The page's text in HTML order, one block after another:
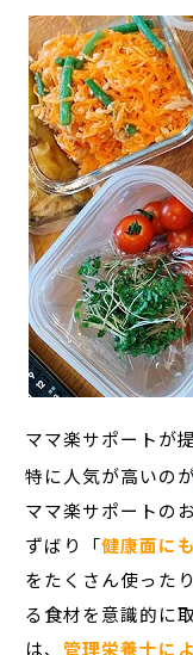
ママ楽サポートが
特に人気が高いの
ママ楽サポートの
ずばり「健康面に
をたくさん使った
る食材を意識的に
は、管理栄養士に